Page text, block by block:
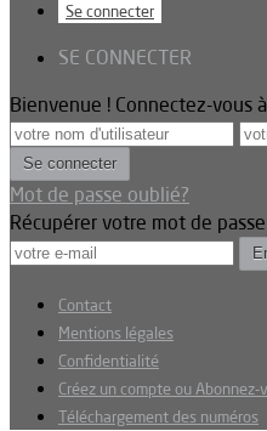
Se connecter
SE CONNECTER
Bienvenue ! Connectez-vous
Mot de passe oublié?
Récupérer votre mot de passe
Contact
Mentions légales
Confidentialité
Créez un compte ou Abonnez-
Téléchargement des numéros